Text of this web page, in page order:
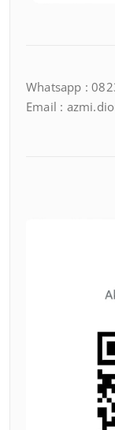
Whatsapp :
Email :